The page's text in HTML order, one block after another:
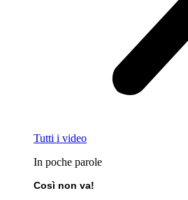
Tutti i video
In poche parole
Così non va!